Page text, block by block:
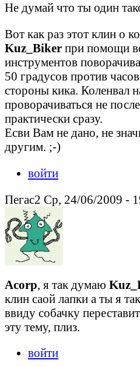
Не думай что ты один
Вот как раз этот клин о
Kuz_Biker при помощи
инструментов
50 градусов против
стороны кика. Коленвал
проворачиваться не
практически сразу.
Есви Вам не дано, не
другим. ;-)
войти
Пегас2 Ср, 24/06/2009 -
Acorp , я так думаю
клин саой лапки а ты я
ввиду собачку
эту тему, плиз.
войти